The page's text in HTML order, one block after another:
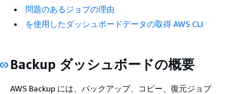
問題のあるジョブの理由
を使用したダッシュボードデータの取得 AWS CLI
Backup ダッシュボードの概要
AWS Backup には、バックアップ、コピー、復元ジョブ